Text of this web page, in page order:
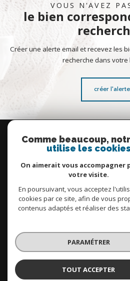
VOUS N'AVEZ
le bien
Créer une alerte email et recevez les
recherche dans votre
créer l'alerte
espace
© 2026 | Tous droits réservés |
Nos honoraires
Comme beaucoup,
utilise les cookies
On aimerait vous accompagner
votre visite.
En poursuivant, vous acceptez
cookies par ce site, afin de vous
contenus adaptés et réaliser des
PARAMÉTRER
TOUT ACCEPTER